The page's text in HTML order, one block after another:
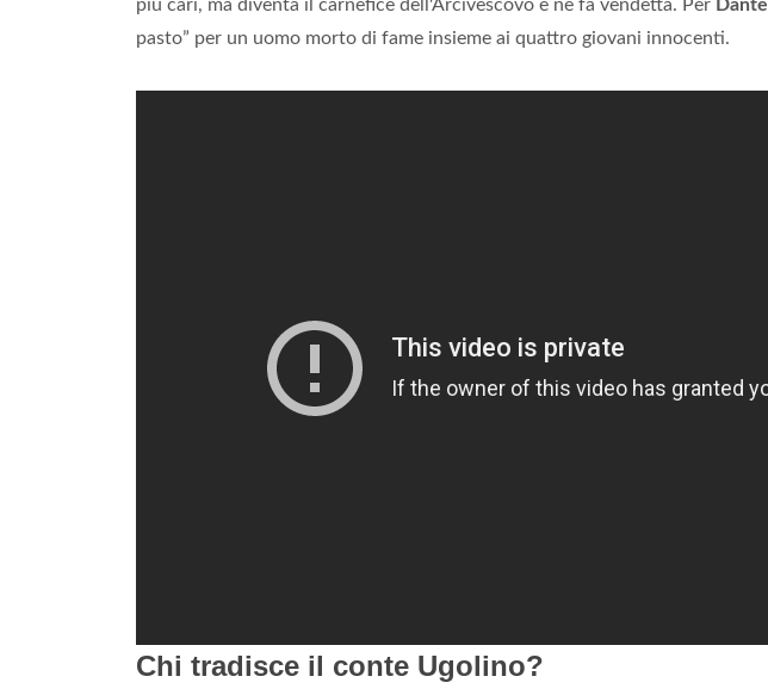
più cari, ma diventa il carnefice dell'Arcivescovo e ne fa vendetta. Per Dante
pasto” per un uomo morto di fame insieme ai quattro giovani innocenti.
Chi tradisce il conte Ugolino?